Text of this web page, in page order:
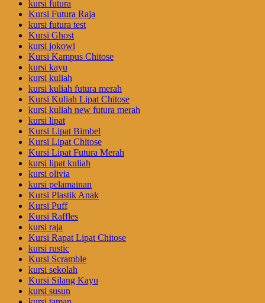
kursi futura
Kursi Futura Raja
kursi futura test
Kursi Ghost
kursi jokowi
Kursi Kampus Chitose
kursi kayu
kursi kuliah
kursi kuliah futura merah
Kursi Kuliah Lipat Chitose
kursi kuliah new futura merah
kursi lipat
Kursi Lipat Bimbel
Kursi Lipat Chitose
Kursi Lipat Futura Merah
kursi lipat kuliah
kursi olivia
kursi pelamainan
Kursi Plastik Anak
Kursi Puff
Kursi Raffles
kursi raja
Kursi Rapat Lipat Chitose
kursi rustic
Kursi Scramble
kursi sekolah
Kursi Silang Kayu
kursi susun